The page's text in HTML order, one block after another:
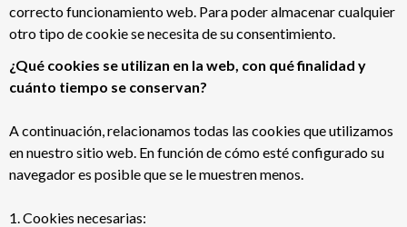
correcto funcionamiento web. Para poder almacenar cualquier
otro tipo de cookie se necesita de su consentimiento.
¿Qué cookies se utilizan en la web, con qué finalidad y
cuánto tiempo se conservan?
A continuación, relacionamos todas las cookies que utilizamos
en nuestro sitio web. En función de cómo esté configurado su
navegador es posible que se le muestren menos.
1. Cookies necesarias: